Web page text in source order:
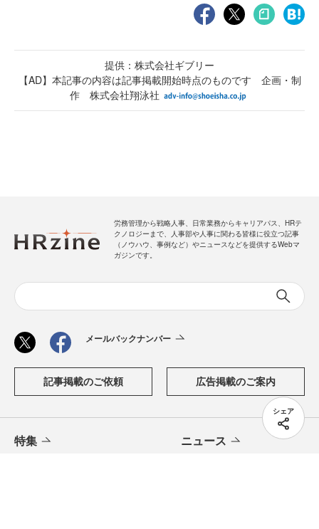
提供：株式会社ギブリー
【AD】本記事の内容は記事掲載開始時点のものです 企画・制
作 株式会社翔泳社
シェア
労務管理から戦略人事、日常業務からキャリアパス、HRテ
クノロジーまで、人事部や人事に関わる皆様に役立つ記事
（ノウハウ、事例など）やニュースなどを提供するWebマ
ガジンです。
メールバックナンバー
記事掲載のご依頼 広告掲載のご案内
特集 ニュース